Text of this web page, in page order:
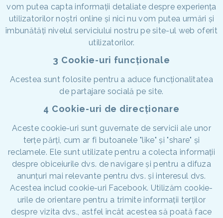
vom putea capta informații detaliate despre experiența
utilizatorilor noștri online și nici nu vom putea urmări și
îmbunătăți nivelul serviciului nostru pe site-ul web oferit
utilizatorilor.
3 Cookie-uri funcționale
Acestea sunt folosite pentru a aduce funcționalitatea
de partajare socială pe site.
4 Cookie-uri de direcționare
Aceste cookie-uri sunt guvernate de servicii ale unor
terțe părți, cum ar fi butoanele "like" și "share" și
reclamele. Ele sunt utilizate pentru a colecta informații
despre obiceiurile dvs. de navigare și pentru a difuza
anunțuri mai relevante pentru dvs. și interesul dvs.
Acestea includ cookie-uri Facebook. Utilizăm cookie-
urile de orientare pentru a trimite informații terților
despre vizita dvs., astfel încât acestea să poată face